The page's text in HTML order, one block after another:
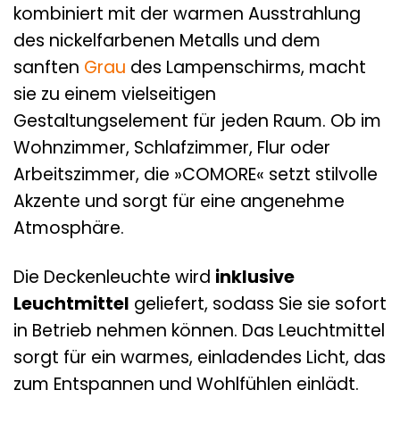
kombiniert mit der warmen Ausstrahlung
des nickelfarbenen Metalls und dem
sanften Grau des Lampenschirms, macht
sie zu einem vielseitigen
Gestaltungselement für jeden Raum. Ob im
Wohnzimmer, Schlafzimmer, Flur oder
Arbeitszimmer, die »COMORE« setzt stilvolle
Akzente und sorgt für eine angenehme
Atmosphäre.
Die Deckenleuchte wird inklusive
Leuchtmittel geliefert, sodass Sie sie sofort
in Betrieb nehmen können. Das Leuchtmittel
sorgt für ein warmes, einladendes Licht, das
zum Entspannen und Wohlfühlen einlädt.